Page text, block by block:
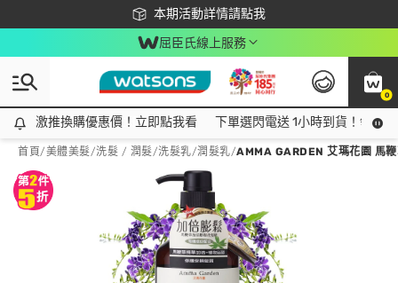
本期活動詳情請點我
下載app最高回饋$350
屈臣氏線上服務
0
激推換購優惠價！立即點我看
激推換購優惠價！立即點我看 下單選閃電送 1小時到貨！領神
首頁/美體美髮/洗髮 / 潤髮/洗髮乳/潤髮乳/AMMA GARDEN 艾瑪花園 馬